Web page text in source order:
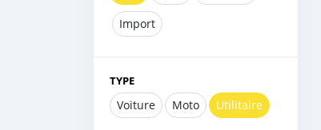
Import
TYPE
Voiture Moto Utilitaire